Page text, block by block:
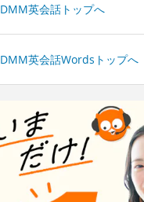
DMM英会話トップへ
DMM英会話Wordsトップへ